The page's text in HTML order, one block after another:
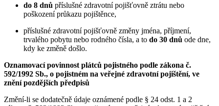
do 8 dnů příslušné zdravotní pojišťovně ztrátu nebo
poškození průkazu pojištěnce,
příslušné zdravotní pojišťovně změny jména, příjmení,
trvalého pobytu nebo rodného čísla, a to do 30 dnů ode dne,
kdy ke změně došlo.
Oznamovací povinnost plátců pojistného podle zákona č.
592/1992 Sb., o pojistném na veřejné zdravotní pojištění, ve
znění pozdějších předpisů
Změní-li se dodatečně údaje oznámené podle § 24 odst. 1 a 2